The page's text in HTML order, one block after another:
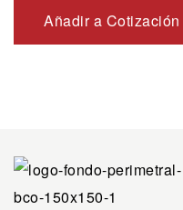
Añadir a Cotización